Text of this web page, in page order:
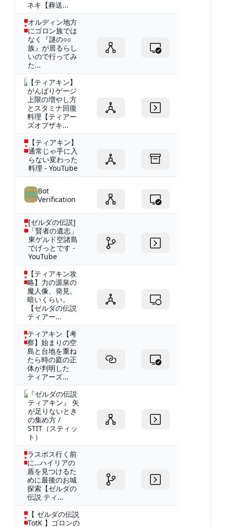
ネキ【葬送...
オルディン地方
にゴロン族では
なく『謎の○○
族』が居るらし
いので行ってみ
た...
【ティアキン】
がんばりゲージ
上限の増やし方
とスタミナ回復
料理【ティアー
ズオブザキ...
【ティアキン】
通常じゃ手に入
らない変わった
料理 - YouTube
Bot
Verification
[ゼルダの伝説]
「賢者の遺志」
東ゲルド空諸島
でげっとです -
YouTube
【ティアキン攻
略】力の源泉の
魔人像、発見。
暗いくらい。
【ゼルダの伝説
ティアー...
ティアキン【考
察】始まりの空
島と台地を重ね
たら時の庭の正
体が判明した
ティアーズ...
『ゼルダの伝説
ティアキン』 矢
が足りないとき
の集め方 /
STIT（スティッ
ト）
ラスボス行く前
に…ハイリアの
盾を見つけるた
めに最後のお城
探索【ゼルダの
伝説 ティ...
【 ゼルダの伝説
TotK 】ゴロンの